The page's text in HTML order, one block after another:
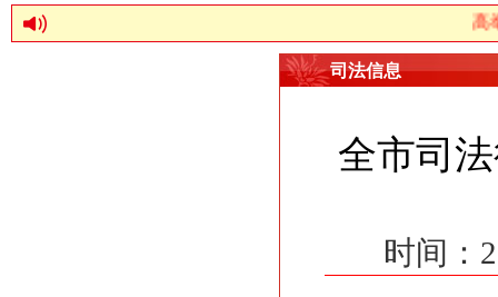
高举
司法信息
全市司
时间